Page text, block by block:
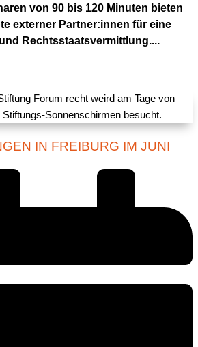
von 90 bis 120 Minuten bieten
externer Partner:innen für eine
Rechtsstaatsvermittlung....
IN FREIBURG IM JUNI